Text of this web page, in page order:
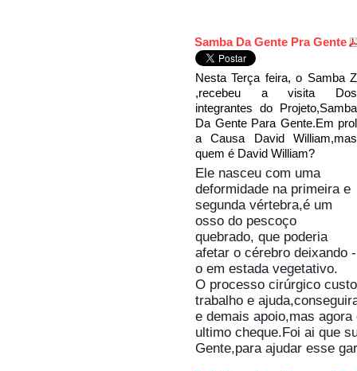
Samba Da Gente Pra Gente
Nesta Terça feira, o Samba Z
,recebeu a visita Dos
integrantes do Projeto,Samba
Da Gente Para Gente.Em prol
a Causa David William,mas
quem é David William?
Ele nasceu com uma
deformidade na primeira e
segunda vértebra,é um
osso do pescoço
quebrado, que poderia
afetar o cérebro deixando -
o em estada vegetativo.
O processo cirúrgico
trabalho e
e demais apoio,mas
ultimo cheque.Foi ai que
Gente,para ajudar esse